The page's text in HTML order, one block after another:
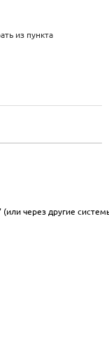
из пункта
через другие